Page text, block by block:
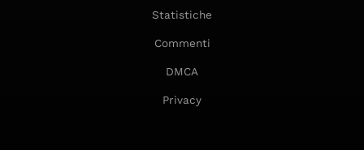
Statistiche
Commenti
DMCA
Privacy